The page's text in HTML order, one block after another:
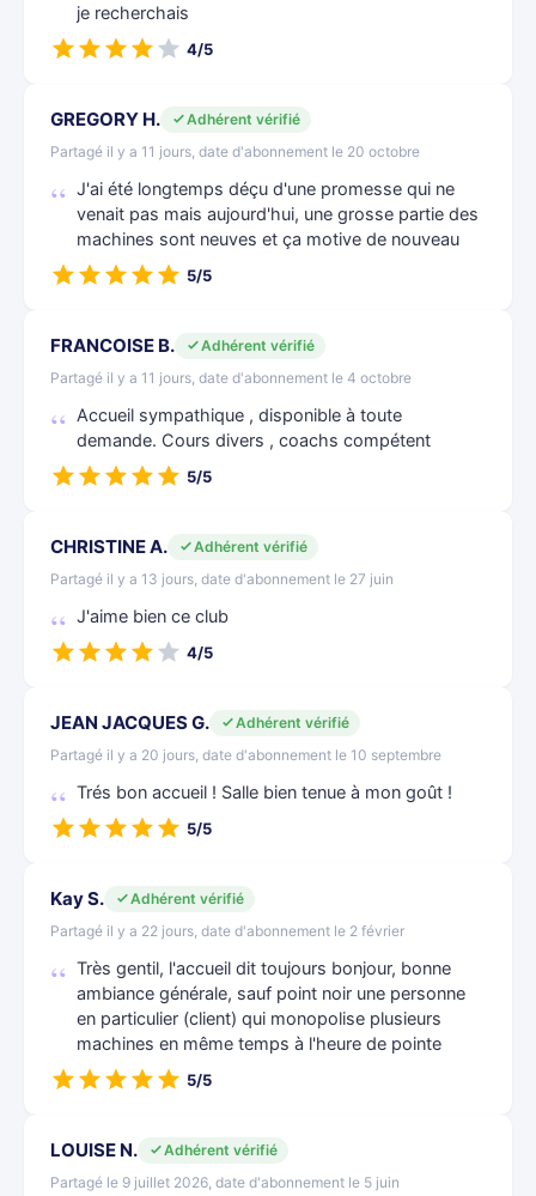
je recherchais
4/5
GREGORY H.
Adhérent vérifié
Partagé il y a 11 jours, date d'abonnement le 20 octobre
J'ai été longtemps déçu d'une promesse qui ne
venait pas mais aujourd'hui, une grosse partie des
machines sont neuves et ça motive de nouveau
5/5
FRANCOISE B.
Adhérent vérifié
Partagé il y a 11 jours, date d'abonnement le 4 octobre
Accueil sympathique , disponible à toute
demande. Cours divers , coachs compétent
5/5
CHRISTINE A.
Adhérent vérifié
Partagé il y a 13 jours, date d'abonnement le 27 juin
J'aime bien ce club
4/5
JEAN JACQUES G.
Adhérent vérifié
Partagé il y a 20 jours, date d'abonnement le 10 septembre
Trés bon accueil ! Salle bien tenue à mon goût !
5/5
Kay S.
Adhérent vérifié
Partagé il y a 22 jours, date d'abonnement le 2 février
Très gentil, l'accueil dit toujours bonjour, bonne
ambiance générale, sauf point noir une personne
en particulier (client) qui monopolise plusieurs
machines en même temps à l'heure de pointe
5/5
LOUISE N.
Adhérent vérifié
Partagé le 9 juillet 2026, date d'abonnement le 5 juin